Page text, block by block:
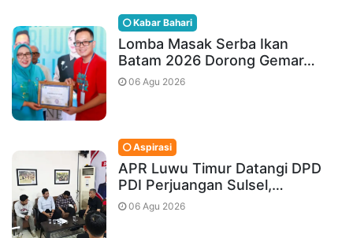
Kabar Bahari
Lomba Masak Serba Ikan
Batam 2026 Dorong Gemar…
06 Agu 2026
Aspirasi
APR Luwu Timur Datangi DPD
PDI Perjuangan Sulsel,…
06 Agu 2026